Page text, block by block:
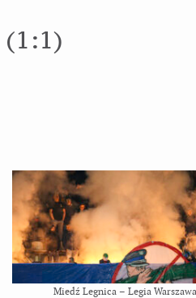
(1:1)
Miedź Legnica – Legia Warszawa